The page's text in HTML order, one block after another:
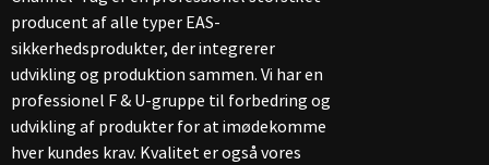
producent af alle typer EAS-
sikkerhedsprodukter, der integrerer
udvikling og produktion sammen. Vi har en
professionel F & U-gruppe til forbedring og
udvikling af produkter for at imødekomme
hver kundes krav. Kvalitet er også vores